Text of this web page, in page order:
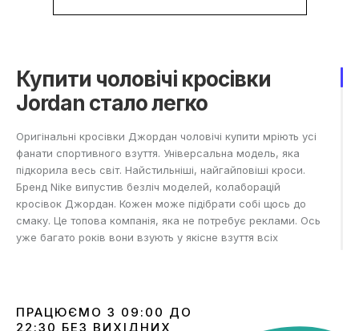
Купити чоловічі кросівки
Jordan стало легко
Оригінальні кросівки Джордан чоловічі купити мріють усі
фанати спортивного взуття. Універсальна модель, яка
підкорила весь світ. Найстильніші, найгайповіші кроси.
Бренд Nike випустив безліч моделей, колаборацій
кросівок Джордан. Кожен може підібрати собі щось до
смаку. Це топова компанія, яка не потребує реклами. Ось
уже багато років вони взують у якісне взуття всіх
що його постійно штрафували. Тоді було дозволено грати
ПРАЦЮЄМО З 09:00 ДО
22:30 БЕЗ ВИХІДНИХ